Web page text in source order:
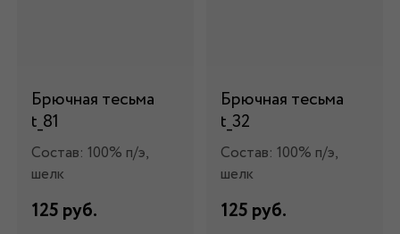
Брючная тесьма
t_81
Состав: 100% п/э,
шелк
125 руб.
Брючная тесьма
t_32
Состав: 100% п/э,
шелк
125 руб.